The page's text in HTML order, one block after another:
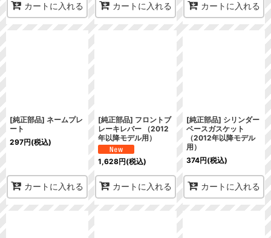
カートに入れる カートに入れる カートに入れる
[純正部品] ネームプレ
ート
297円(税込)
カートに入れる
[純正部品] フロントブ
レーキレバー （2012
年以降モデル用）
1,628円(税込)
カートに入れる
[純正部品] シリンダー
ベースガスケット
（2012年以降モデル
用）
374円(税込)
カートに入れる